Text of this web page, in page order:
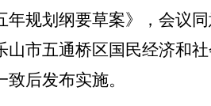
年规划纲要草案》，会议
山市五通桥区国民经济和
后发布实施。